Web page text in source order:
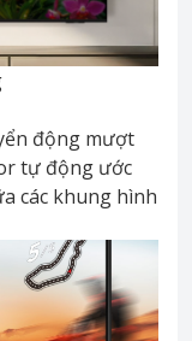
động mượt
tự động ước
các khung hình